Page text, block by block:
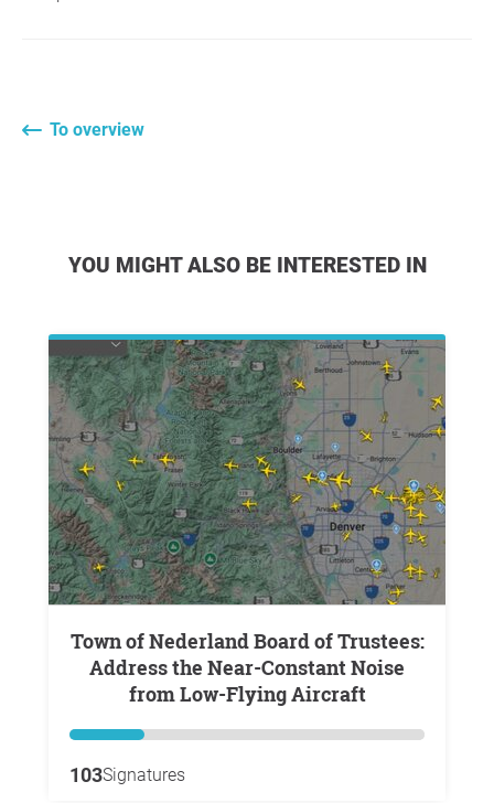
To overview
YOU MIGHT ALSO BE INTERESTED IN
Town of Nederland Board of Trustees:
Address the Near-Constant Noise
from Low-Flying Aircraft
103Signatures